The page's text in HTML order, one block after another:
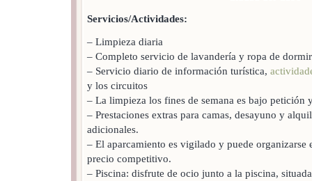
Servicios/Actividades:
– Limpieza diaria
– Completo servicio de lavandería y ropa de dormir
– Servicio diario de información turística,
y los circuitos
– La limpieza los fines de semana es bajo petición
– Prestaciones extras para camas, desayuno y
adicionales.
– El aparcamiento es vigilado y puede organizarse
precio competitivo.
– Piscina: disfrute de ocio junto a la piscina,